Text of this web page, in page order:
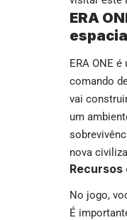
ERA
ERA ONE
comando
vai
um
nova
No jogo,
É